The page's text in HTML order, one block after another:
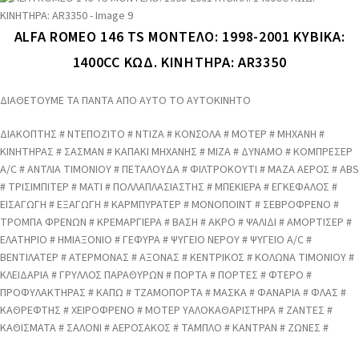
ALFA ROMEO 146 TS ΜΟΝΤΕΛΟ: 1998-2001 ΚΥΒΙΚΑ:
1400CC ΚΩΔ. ΚΙΝΗΤΗΡΑ: AR3350
ΔΙΑΘΕΤΟΥΜΕ ΤΑ ΠΑΝΤΑ ΑΠΟ ΑΥΤΟ ΤΟ ΑΥΤΟΚΙΝΗΤΟ
ΔΙΑΚΟΠΤΗΣ # ΝΤΕΠΟΖΙΤΟ # ΝΤΙΖΑ # ΚΟΝΣΟΛΑ # ΜΟΤΕΡ # ΜΗΧΑΝΗ #
ΚΙΝΗΤΗΡΑΣ # ΣΑΣΜΑΝ # ΚΑΠΑΚΙ ΜΗΧΑΝΗΣ # ΜΙΖΑ # ΔΥΝΑΜΟ # ΚΟΜΠΡΕΣΕΡ
A/C # ΑΝΤΛΙΑ ΤΙΜΟΝΙΟΥ # ΠΕΤΑΛΟΥΔΑ # ΦΙΛΤΡΟΚΟΥΤΙ # ΜΑΖΑ ΑΕΡΟΣ # ABS
# ΤΡΙΣΙΜΠΙΤΕΡ # ΜΑΤΙ # ΠΟΛΛΑΠΛΑΣΙΑΣΤΗΣ # ΜΠΕΚΙΕΡΑ # ΕΓΚΕΦΑΛΟΣ #
ΕΙΣΑΓΩΓΗ # ΕΞΑΓΩΓΗ # ΚΑΡΜΠΥΡΑΤΕΡ # ΜΟΝΟΠΟΙΝΤ # ΣΕΒΡΟΦΡΕΝΟ #
ΤΡΟΜΠΑ ΦΡΕΝΩΝ # ΚΡΕΜΑΡΓΙΕΡΑ # ΒΑΣΗ # ΑΚΡΟ # ΨΑΛΙΔΙ # ΑΜΟΡΤΙΣΕΡ #
ΕΛΑΤΗΡΙΟ # ΗΜΙΑΞΟΝΙΟ # ΓΕΦΥΡΑ # ΨΥΓΕΙΟ ΝΕΡΟΥ # ΨΥΓΕΙΟ A/C #
ΒΕΝΤΙΛΑΤΕΡ # ΑΤΕΡΜΟΝΑΣ # ΑΞΟΝΑΣ # ΚΕΝΤΡΙΚΟΣ # ΚΟΛΩΝΑ ΤΙΜΟΝΙΟΥ #
ΚΛΕΙΔΑΡΙΑ # ΓΡΥΛΛΟΣ ΠΑΡΑΘΥΡΩΝ # ΠΟΡΤΑ # ΠΟΡΤΕΣ # ΦΤΕΡΟ #
ΠΡΟΦΥΛΑΚΤΗΡΑΣ # ΚΑΠΩ # ΤΖΑΜΟΠΟΡΤΑ # ΜΑΣΚΑ # ΦΑΝΑΡΙΑ # ΦΛΑΣ #
ΚΑΘΡΕΦΤΗΣ # ΧΕΙΡΟΦΡΕΝΟ # ΜΟΤΕΡ ΥΑΛΟΚΑΘΑΡΙΣΤΗΡΑ # ΖΑΝΤΕΣ #
ΚΑΘΙΣΜΑΤΑ # ΣΑΛΟΝΙ # ΑΕΡΟΣΑΚΟΣ # ΤΑΜΠΛΟ # ΚΑΝΤΡΑΝ # ΖΩΝΕΣ #